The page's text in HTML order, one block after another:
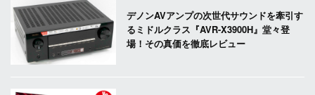
デノンAVアンプの次世代サウンドを牽引す
るミドルクラス『AVR-X3900H』堂々登
場！その真価を徹底レビュー